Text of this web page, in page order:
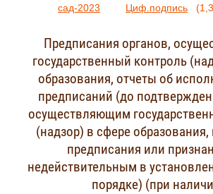
сад-2023 Циф.подпись
Предписания органов,
государственный контроль
образования, отчеты об
предписаний (до
осуществляющим
(надзор) в сфере
предписания или
недействительным в
порядке) (при